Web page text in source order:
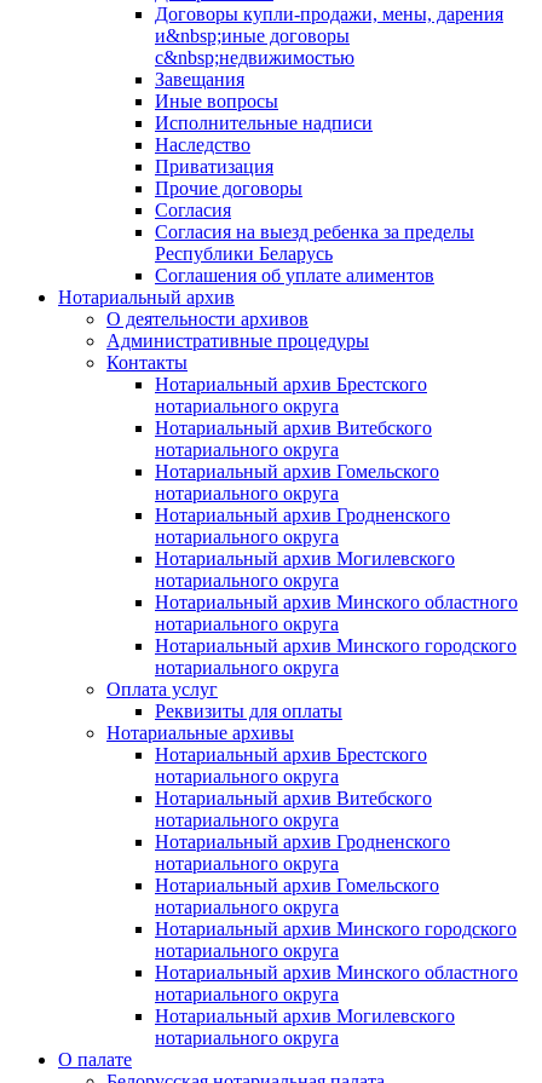
Договоры купли-продажи, мены, дарения
и&nbsp;иные договоры
с&nbsp;недвижимостью
Завещания
Иные вопросы
Исполнительные надписи
Наследство
Приватизация
Прочие договоры
Согласия
Согласия на выезд ребенка за пределы
Республики Беларусь
Соглашения об уплате алиментов
Нотариальный архив
О деятельности архивов
Административные процедуры
Контакты
Нотариальный архив Брестского
нотариального округа
Нотариальный архив Витебского
нотариального округа
Нотариальный архив Гомельского
нотариального округа
Нотариальный архив Гродненского
нотариального округа
Нотариальный архив Могилевского
нотариального округа
Нотариальный архив Минского областного
нотариального округа
Нотариальный архив Минского городского
нотариального округа
Оплата услуг
Реквизиты для оплаты
Нотариальные архивы
Нотариальный архив Брестского
нотариального округа
Нотариальный архив Витебского
нотариального округа
Нотариальный архив Гродненского
нотариального округа
Нотариальный архив Гомельского
нотариального округа
Нотариальный архив Минского городского
нотариального округа
Нотариальный архив Минского областного
нотариального округа
Нотариальный архив Могилевского
нотариального округа
О палате